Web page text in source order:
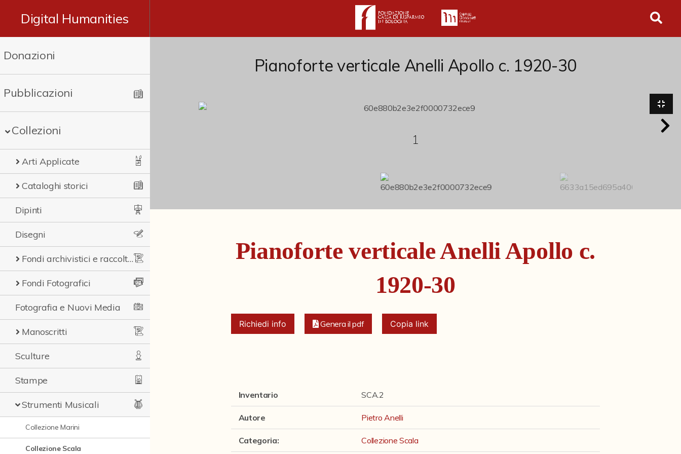
Digital Humanities
Donazioni
Pubblicazioni
Collezioni
Arti Applicate
Cataloghi storici
Dipinti
Disegni
Fondi archivistici e raccolte documentarie
Fondi Fotografici
Fotografia e Nuovi Media
Manoscritti
Sculture
Stampe
Strumenti Musicali
Collezione Marini
Collezione Scala
Pianoforte verticale Anelli Apollo c. 1920-30
1
Pianoforte verticale Anelli Apollo c.
1920-30
Richiedi info Genera il pdf Copia link
Inventario SCA.2
Autore Pietro Anelli
Categoria: Collezione Scala